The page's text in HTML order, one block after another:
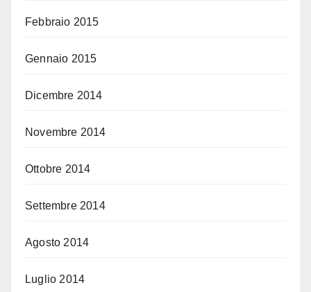
Febbraio 2015
Gennaio 2015
Dicembre 2014
Novembre 2014
Ottobre 2014
Settembre 2014
Agosto 2014
Luglio 2014